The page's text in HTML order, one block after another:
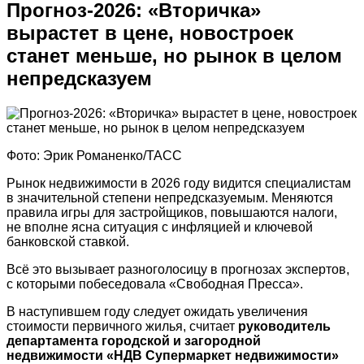
Прогноз-2026: «Вторичка»
вырастет в цене, новостроек
станет меньше, но рынок в целом
непредсказуем
Фото: Эрик Романенко/ТАСС
Рынок недвижимости в 2026 году видится специалистам
в значительной степени непредсказуемым. Меняются
правила игры для застройщиков, повышаются налоги,
не вполне ясна ситуация с инфляцией и ключевой
банковской ставкой.
Всё это вызывает разноголосицу в прогнозах экспертов,
с которыми побеседовала «Свободная Пресса».
В наступившем году следует ожидать увеличения
стоимости первичного жилья, считает руководитель
департамента городской и загородной
недвижимости «НДВ Супермаркет недвижимости»